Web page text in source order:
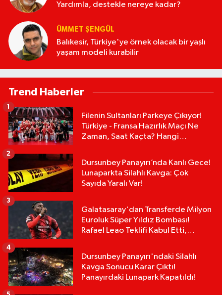
Yardımla, destekle nereye kadar?
ÜMMET ŞENGÜL
Balıkesir, Türkiye'ye örnek olacak bir yaşlı
yaşam modeli kurabilir
Trend Haberler
Filenin Sultanları Parkeye Çıkıyor!
Türkiye - Fransa Hazırlık Maçı Ne
Zaman, Saat Kaçta? Hangi
1
Dursunbey Panayırı’nda Kanlı Gece!
Lunaparkta Silahlı Kavga: Çok
Sayıda Yaralı Var!
2
Galatasaray'dan Transferde Milyon
Euroluk Süper Yıldız Bombası!
Rafael Leao Teklifi Kabul Etti,
3
Dursunbey Panayırı'ndaki Silahlı
Kavga Sonucu Karar Çıktı!
Panayırdaki Lunapark Kapatıldı!
4